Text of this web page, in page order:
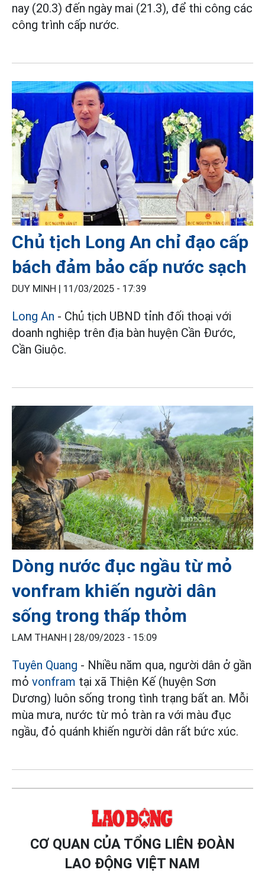
nay (20.3) đến ngày mai (21.3), để thi công các
công trình cấp nước.
Chủ tịch Long An chỉ đạo cấp
bách đảm bảo cấp nước sạch
DUY MINH | 11/03/2025 - 17:39
Long An - Chủ tịch UBND tỉnh đối thoại với
doanh nghiệp trên địa bàn huyện Cần Đước,
Cần Giuộc.
Dòng nước đục ngầu từ mỏ
vonfram khiến người dân
sống trong thấp thỏm
LAM THANH | 28/09/2023 - 15:09
Tuyên Quang - Nhiều năm qua, người dân ở gần
mỏ vonfram tại xã Thiện Kế (huyện Sơn
Dương) luôn sống trong tình trạng bất an. Mỗi
mùa mưa, nước từ mỏ tràn ra với màu đục
ngầu, đỏ quánh khiến người dân rất bức xúc.
CƠ QUAN CỦA TỔNG LIÊN ĐOÀN
LAO ĐỘNG VIỆT NAM